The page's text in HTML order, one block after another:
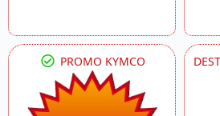
PROMO KYMCO